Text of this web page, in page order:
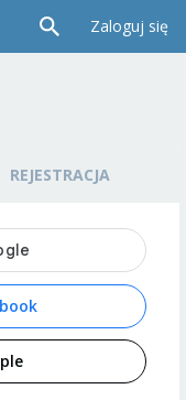
Zaloguj się
REJESTRACJA